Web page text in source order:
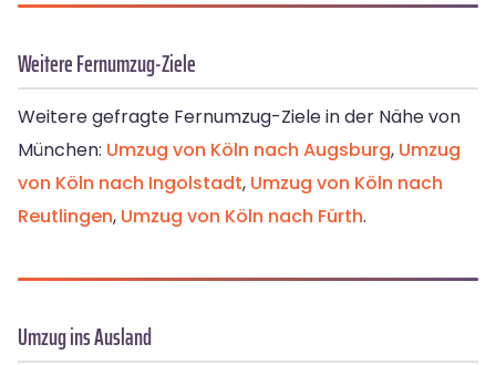
Weitere Fernumzug-Ziele
Weitere gefragte Fernumzug-Ziele in der Nähe von
München: Umzug von Köln nach Augsburg, Umzug
von Köln nach Ingolstadt, Umzug von Köln nach
Reutlingen, Umzug von Köln nach Fürth.
Umzug ins Ausland